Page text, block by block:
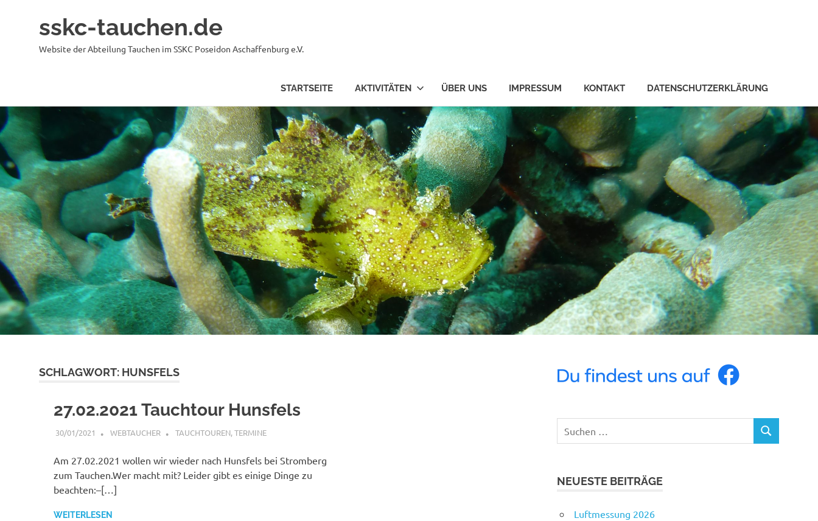
Zum
Inhalt
springen
sskc-tauchen.de
Website der Abteilung Tauchen im SSKC Poseidon Aschaffenburg e.V.
STARTSEITE AKTIVITÄTEN ÜBER UNS IMPRESSUM KONTAKT DATENSCHUTZERKLÄRUNG
SCHLAGWORT: HUNSFELS
27.02.2021 Tauchtour Hunsfels
30/01/2021 WEBTAUCHER TAUCHTOUREN,TERMINE
Am 27.02.2021 wollen wir wieder nach Hunsfels bei Stromberg
zum Tauchen.Wer macht mit? Leider gibt es einige Dinge zu
beachten:–[…]
WEITERLESEN
nach:
SUCHEN
NEUESTE BEITRÄGE
Luftmessung 2026